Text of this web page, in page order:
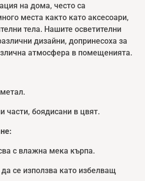
на дома, често са
места както като аксесоари,
тела. Нашите осветителни
дизайни, допринесоха за
атмосфера в помещенията.
части, боядисани в цвят.
с влажна мека кърпа.
се използва като избелващ